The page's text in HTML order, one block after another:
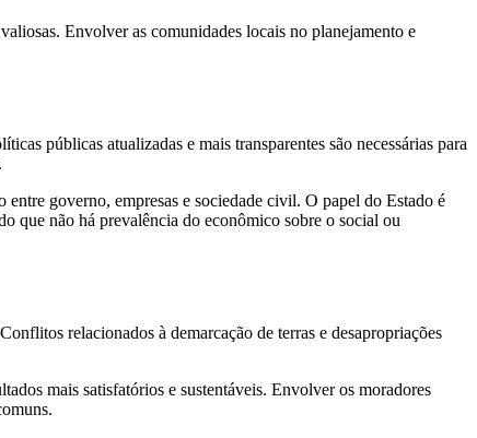
Envolver as comunidades locais no planejamento e
públicas atualizadas e mais transparentes são necessárias para
governo, empresas e sociedade civil. O papel do Estado é
que não há prevalência do econômico sobre o social ou
relacionados à demarcação de terras e desapropriações
mais satisfatórios e sustentáveis. Envolver os moradores